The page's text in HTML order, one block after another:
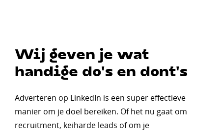
Wij geven je wat
handige do's en dont's
Adverteren op LinkedIn is een super effectieve
manier om je doel bereiken. Of het nu gaat om
recruitment, keiharde leads of om je